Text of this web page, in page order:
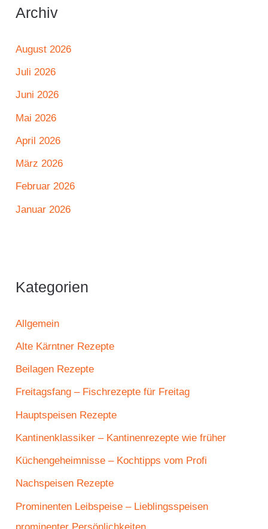
Archiv
August 2026
Juli 2026
Juni 2026
Mai 2026
April 2026
März 2026
Februar 2026
Januar 2026
Kategorien
Allgemein
Alte Kärntner Rezepte
Beilagen Rezepte
Freitagsfang – Fischrezepte für Freitag
Hauptspeisen Rezepte
Kantinenklassiker – Kantinenrezepte wie früher
Küchengeheimnisse – Kochtipps vom Profi
Nachspeisen Rezepte
Prominenten Leibspeise – Lieblingsspeisen
prominenter Persönlichkeiten